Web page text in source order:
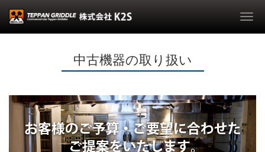
中古機器の取り扱い